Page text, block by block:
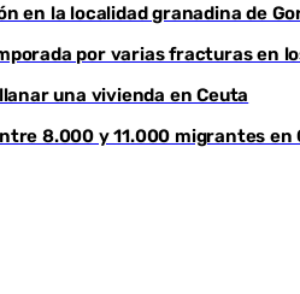
en la localidad granadina de
por varias fracturas en
una vivienda en Ceuta
8.000 y 11.000 migrantes en